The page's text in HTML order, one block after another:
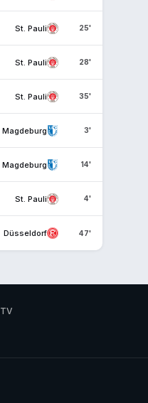
St. Pauli 25'
St. Pauli 28'
St. Pauli 35'
Magdeburg 3'
Magdeburg 14'
St. Pauli 4'
Düsseldorf 47'
TV